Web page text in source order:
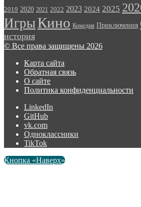
2019 2020 2021 2022 2023 2024 2025
ИгрыКино Комедия Приключения
история
© Все права защищены 2026
Карта сайта
Обратная связь
О сайте
Политика конфиденциальности
LinkedIn
GitHub
vk.com
Одноклассники
TikTok
Кнопка «Наверх»